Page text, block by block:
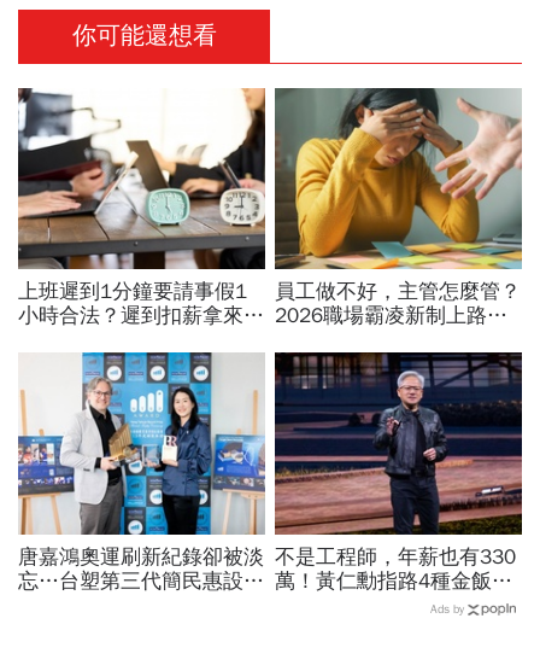
你可能還想看
上班遲到1分鐘要請事假1
小時合法？遲到扣薪拿來聚
到不支薪這樣算
員工做不好，主管怎麼管？
2026職場霸凌新制上路，
「霸凌」的3條安全邊界
唐嘉鴻奧運刷新紀錄卻被淡
忘…台塑第三代簡民惠設台
不是工程師，年薪也有330
萬！黃仁勳指路4種金飯
碗：免大學畢、人人有機會
Ads by